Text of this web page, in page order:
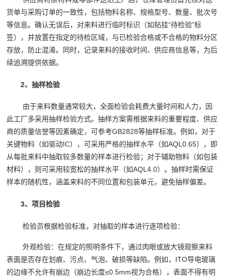
货单与采购订单的一致性，包括物料名称、规格型号、数量、批次号
等信息。确认无误后，对来料进行临时标识（如贴挂“待检验”标
签），并放置在指定的待检区域，与已检验合格或不合格的物料分区
存放，防止混淆。同时，记录来料的接收时间、供应商信息等，为后
续追溯提供依据。
2、抽样检验
由于来料数量通常较大，全面检验会耗费大量时间和人力，因
此工厂多采用抽样检验方式。抽样方案需根据来料的重要程度、供应
商的质量信誉等因素确定，可参考GB2828等抽样标准。例如，对于
关键物料（如驱动IC），可采用严格的抽样水平（如AQL0.65），即
从每批来料中抽取较多数量的样本进行检验；对于辅助物料（如包装
材料），则可采用较宽松的抽样水平（如AQL4.0）。抽样时需保证
样本的随机性，涵盖来料的不同位置和包装单元，避免抽样偏差。
3、项目检验
检验员根据检验标准，对抽取的样本进行逐项检验：
外观检验：在规定的照明条件下，通过肉眼或放大镜观察来料
表面是否存在划痕、污点、气泡、破损等缺陷。例如，ITO导电玻璃
的边缘不允许有崩边（崩边长度≤0.5mm视为合格），表面不得有明